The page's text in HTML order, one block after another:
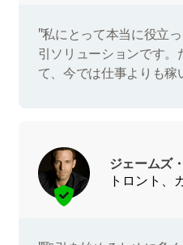
"私にとって本当に役立
引ソリューションです
て、今では仕事よりも稼
ジェームズ
トロント、